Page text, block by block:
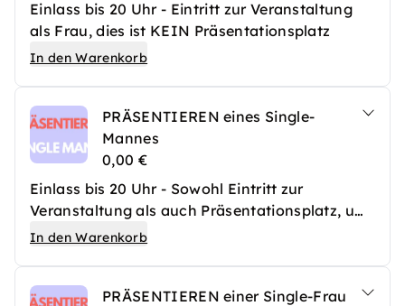
Einlass bis 20 Uhr - Eintritt zur Veranstaltung
als Frau, dies ist KEIN Präsentationsplatz
In den Warenkorb
PRÄSENTIEREN eines Single-
Mannes
0,00 €
Einlass bis 20 Uhr - Sowohl Eintritt zur
Veranstaltung als auch Präsentationsplatz, um
einen Single-Mann vorzustellen
In den Warenkorb
PRÄSENTIEREN einer Single-Frau